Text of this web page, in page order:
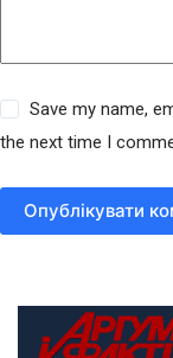
Save my name,
the next time I
Опублікувати